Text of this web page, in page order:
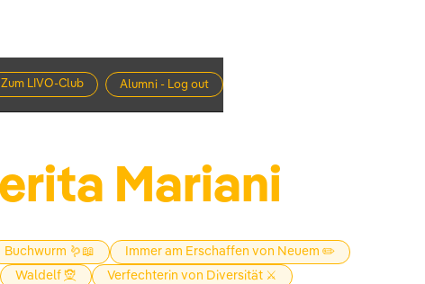
Zum LIVO-Club Alumni - Log out
Mariani
Buchwurm 🪱📖
Immer am Erschaffen von Neuem ✏️
Waldelf 🧝
Verfechterin von Diversität ⚔️